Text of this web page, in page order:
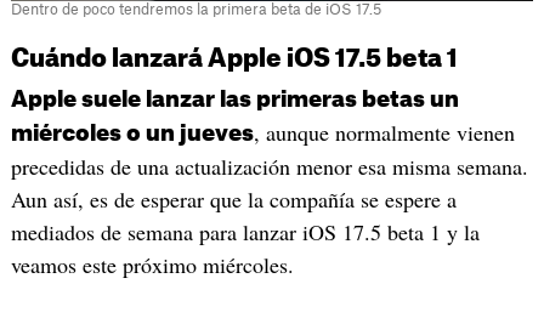
Dentro de poco tendremos la primera beta de iOS 17.5
Cuándo lanzará Apple iOS 17.5 beta 1
Apple suele lanzar las primeras betas un
miércoles o un jueves, aunque normalmente vienen
precedidas de una actualización menor esa misma semana.
Aun así, es de esperar que la compañía se espere a
mediados de semana para lanzar iOS 17.5 beta 1 y la
veamos este próximo miércoles.